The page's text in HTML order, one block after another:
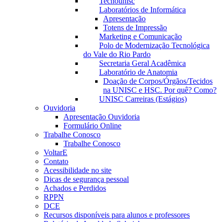
Laboratórios de Informática
Apresentação
Totens de Impressão
Marketing e Comunicação
Polo de Modernização Tecnológica
do Vale do Rio Pardo
Secretaria Geral Acadêmica
Laboratório de Anatomia
Doação de Corpos/Órgãos/Tecidos
na UNISC e HSC. Por quê? Como?
UNISC Carreiras (Estágios)
Ouvidoria
Apresentação Ouvidoria
Formulário Online
Trabalhe Conosco
Trabalhe Conosco
VoltarE
Contato
Acessibilidade no site
Dicas de segurança pessoal
Achados e Perdidos
RPPN
DCE
Recursos disponíveis para alunos e professores